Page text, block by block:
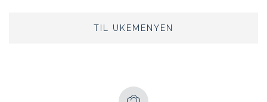
TIL UKEMENYEN